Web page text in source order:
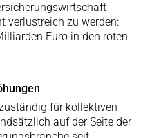
verlustreich zu werden:
Euro in den roten
für kollektiven
auf der Seite der